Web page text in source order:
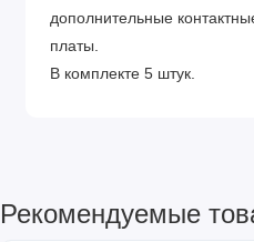
дополнительные
платы.
В комплекте 5 штук.
Рекомендуемые